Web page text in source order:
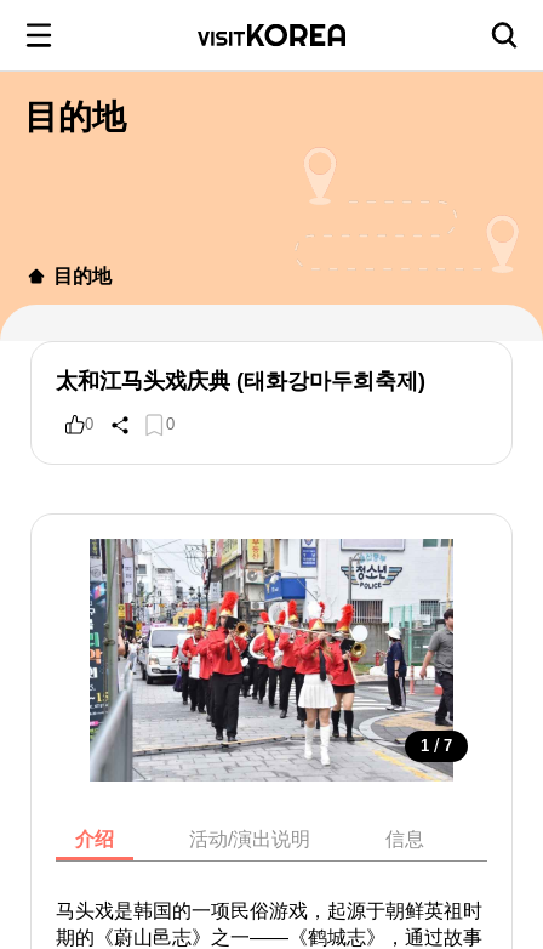
目的地
目的地
太和江马头戏庆典 (태화강마두희축제)
0 0
1 / 7
介绍 活动/演出说明 信息
马头戏是韩国的一项民俗游戏，起源于朝鲜英祖时
期的《蔚山邑志》之一——《鹤城志》，通过故事